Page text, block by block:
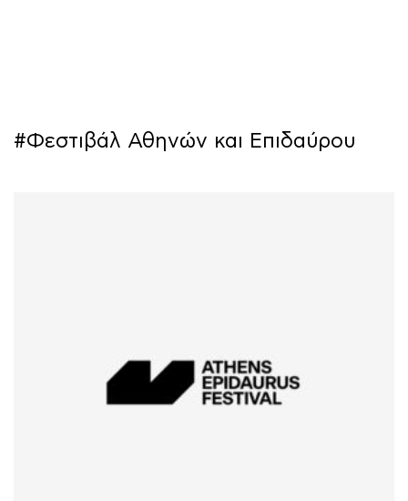
ΣΥΝΕΡΓΕΙΕΣ
#Φεστιβάλ Αθηνών και Επιδαύρου